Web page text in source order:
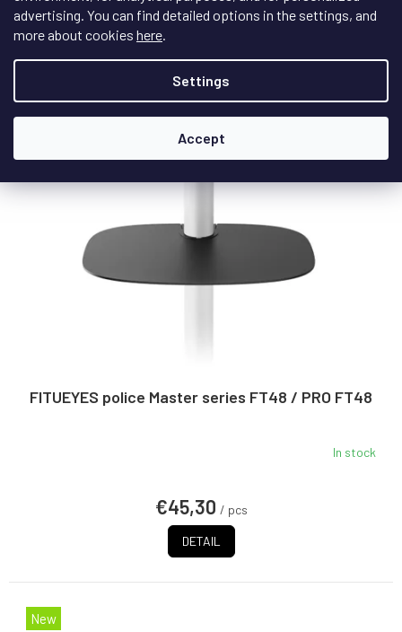
advertising. You can find detailed options in the settings, and
more about cookies here.
Settings
Accept
€45,30/ pcs
FITUEYES police Master series FT48 / PRO FT48
In stock
€45,30 / pcs
DETAIL
New